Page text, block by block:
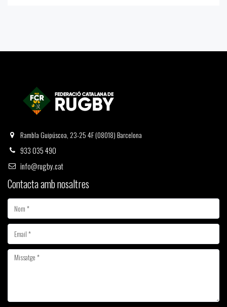
Rambla Guipúscoa, 23-25 4F (08018) Barcelona
933 035 490
info@rugby.cat
Contacta amb nosaltres